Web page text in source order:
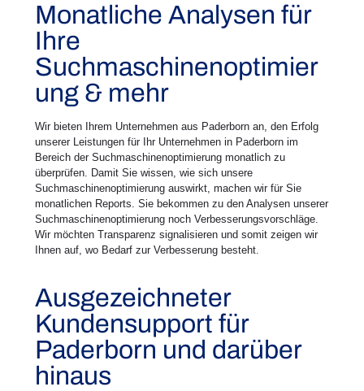
Monatliche Analysen für
Ihre
Suchmaschinenoptimier
ung & mehr
Wir bieten Ihrem Unternehmen aus Paderborn an, den Erfolg
unserer Leistungen für Ihr Unternehmen in Paderborn im
Bereich der Suchmaschinenoptimierung monatlich zu
überprüfen. Damit Sie wissen, wie sich unsere
Suchmaschinenoptimierung auswirkt, machen wir für Sie
monatlichen Reports. Sie bekommen zu den Analysen unserer
Suchmaschinenoptimierung noch Verbesserungsvorschläge.
Wir möchten Transparenz signalisieren und somit zeigen wir
Ihnen auf, wo Bedarf zur Verbesserung besteht.
Ausgezeichneter
Kundensupport für
Paderborn und darüber
hinaus